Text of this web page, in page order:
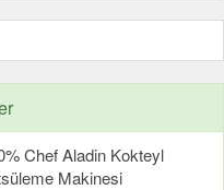
Chef Aladin Kokteyl
Makinesi